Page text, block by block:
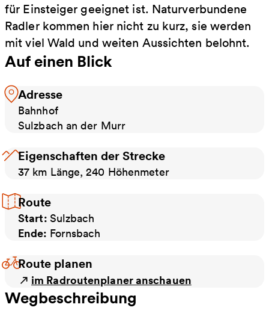
für Einsteiger geeignet ist. Naturverbundene
Radler kommen hier nicht zu kurz, sie werden
mit viel Wald und weiten Aussichten belohnt.
Auf einen Blick
Adresse
Bahnhof
Sulzbach an der Murr
Eigenschaften der Strecke
37 km Länge, 240 Höhenmeter
Route
Start: Sulzbach
Ende: Fornsbach
Route planen
im Radroutenplaner anschauen
Wegbeschreibung